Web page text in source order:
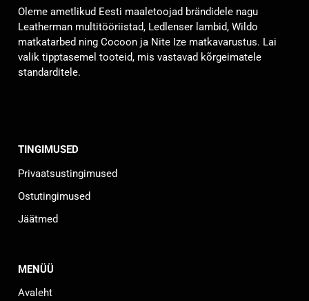
Oleme ametlikud Eesti maaletoojad brändidele nagu
Leatherman multitööriistad, Ledlenser lambid, Wildo
matkatarbed ning Cocoon ja Nite Ize matkavarustus. Lai
valik tipptasemel tooteid, mis vastavad kõrgeimatele
standarditele.
TINGIMUSED
Privaatsustingimused
Ostutingimused
Jäätmed
MENÜÜ
Avaleht